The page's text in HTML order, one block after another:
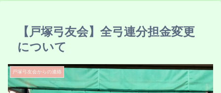
【戸塚弓友会】全弓連分担金変更
について
戸塚弓友会からの連絡